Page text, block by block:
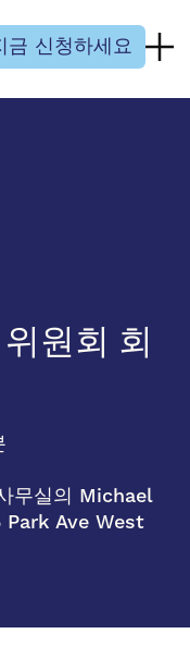
금 신청하세요
원회 회
무실의 Michael
Park Ave West